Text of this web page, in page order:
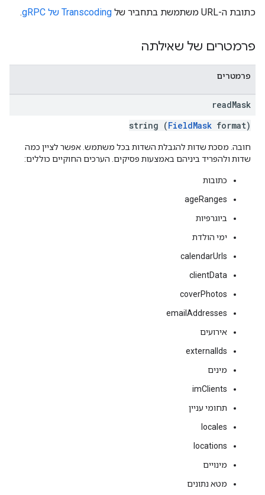
כתובת ה-URL משתמשת בתחביר של Transcoding של gRPC .
פרמטרים של שאילתה
פרמטרים
readMask
string (FieldMask format)
חובה. מסכת שדות להגבלת השדות בכל משתמש. אפשר לציין כמה
שדות ולהפריד ביניהם באמצעות פסיקים. הערכים החוקיים כוללים:
כתובות
ageRanges
ביוגרפיות
ימי הולדת
calendarUrls
clientData
coverPhotos
emailAddresses
אירועים
externalIds
מינים
imClients
תחומי עניין
locales
locations
מינויים
מטא נתונים